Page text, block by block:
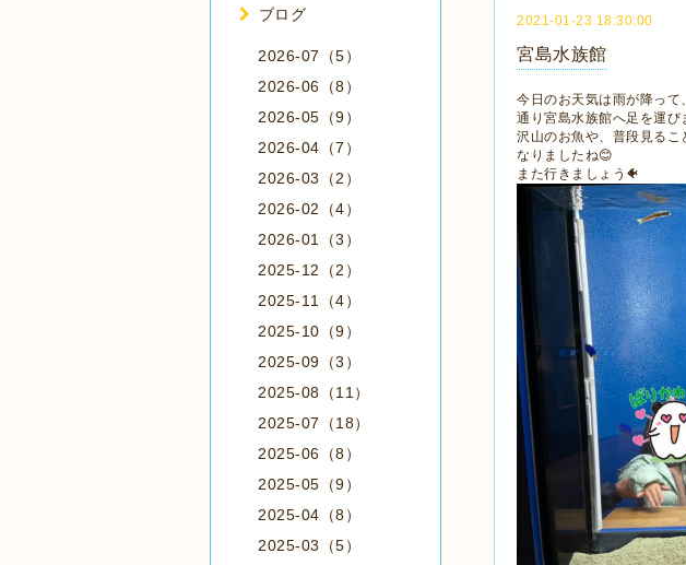
2021-01-23 18:30:00
宮島水族館
今日のお天気は雨が降っ
通り宮島水族館へ足を運び
沢山のお魚や、普段見る
なりましたね😊
また行きましょう🐠
ブログ
2026-07（5）
2026-06（8）
2026-05（9）
2026-04（7）
2026-03（2）
2026-02（4）
2026-01（3）
2025-12（2）
2025-11（4）
2025-10（9）
2025-09（3）
2025-08（11）
2025-07（18）
2025-06（8）
2025-05（9）
2025-04（8）
2025-03（5）